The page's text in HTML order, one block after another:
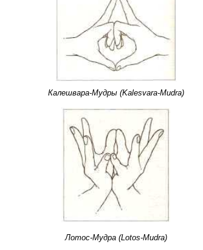
Калешвара-Мудры (Kalesvara-Mudra)
Лотос-Мудра (Lotos-Mudra)